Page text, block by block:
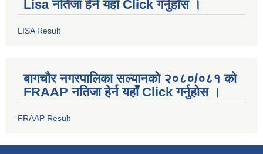
Lisa नतिजा हेर्न यहाँ Click गर्नुहोस ।
LISA Result
बागचौर नगरपालिका सल्यानको २०८०/०८१ को
FRAAP नतिजा हेर्न यहाँ Click गर्नुहोस ।
FRAAP Result